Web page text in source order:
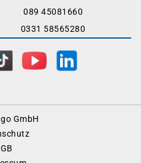
089 45081660
0331 58565280
GmbH